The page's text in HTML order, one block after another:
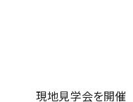
現地見学会を開催